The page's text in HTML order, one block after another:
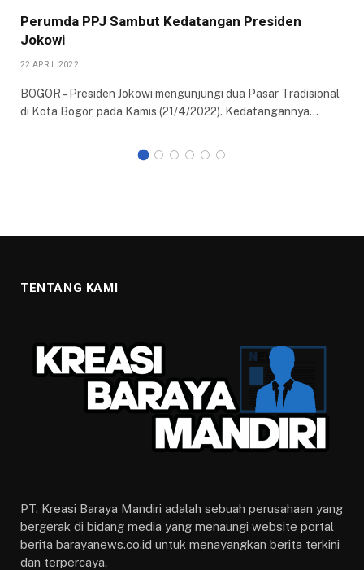
Perumda PPJ Sambut Kedatangan Presiden
Jokowi
22 APRIL 2022
BOGOR – Presiden Jokowi mengunjungi dua Pasar Tradisional
di Kota Bogor, pada Kamis (21/4/2022). Kedatangannya…
TENTANG KAMI
PT. Kreasi Baraya Mandiri adalah sebuah perusahaan yang
bergerak di bidang media yang menaungi website portal
berita barayanews.co.id untuk menayangkan berita terkini
dan terpercaya.